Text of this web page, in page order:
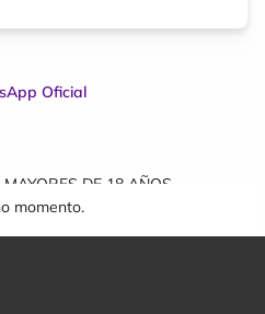
Oficial
DE 18 AÑOS
momento.